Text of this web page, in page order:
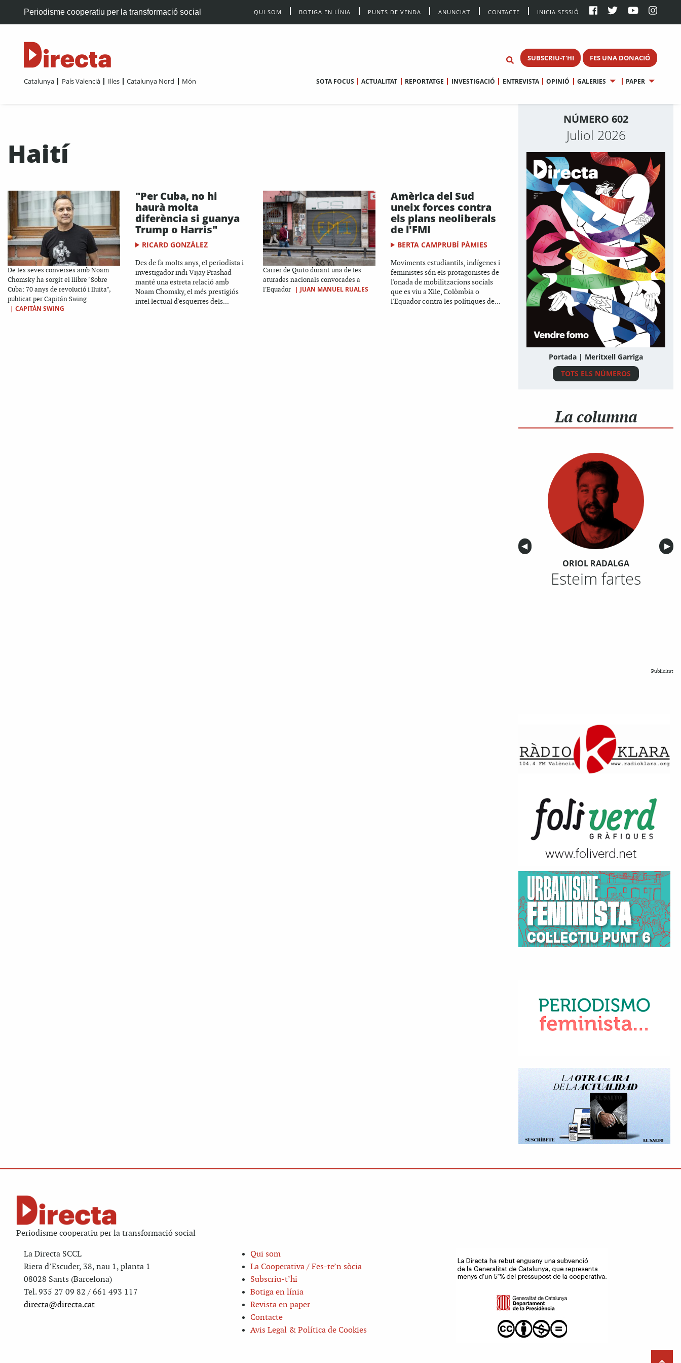
Periodisme cooperatiu per la transformació social QUI SOM BOTIGA EN LÍNIA PUNTS DE VENDA ANUNCIA’T CONTACTE INICIA SESSIÓ
SUBSCRIU-T'HI FES UNA DONACIÓ
Catalunya País Valencià Illes Catalunya Nord Món SOTA FOCUS ACTUALITAT REPORTATGE INVESTIGACIÓ ENTREVISTA OPINIÓ GALERIES PAPER
Haití
De les seves converses amb Noam
Chomsky ha sorgit el llibre "Sobre
Cuba: 70 anys de revolució i lluita",
publicat per Capitán Swing
| CAPITÁN SWING
"Per Cuba, no hi
haurà molta
diferència si guanya
Trump o Harris"
RICARD GONZÀLEZ
Des de fa molts anys, el periodista i
investigador indi Vijay Prashad
manté una estreta relació amb
Noam Chomsky, el més prestigiós
intel·lectual d'esquerres dels...
Carrer de Quito durant una de les
aturades nacionals convocades a
l'Equador
| JUAN MANUEL RUALES
Amèrica del Sud
uneix forces contra
els plans neoliberals
de l'FMI
BERTA CAMPRUBÍ PÀMIES
Moviments estudiantils, indígenes i
feministes són els protagonistes de
l'onada de mobilitzacions socials
que es viu a Xile, Colòmbia o
l'Equador contra les polítiques de...
NÚMERO 602
Juliol 2026
Portada | Meritxell Garriga
TOTS ELS NÚMEROS
La columna
Anterior
◀︎ ▶︎
ORIOL RADALGA
Esteim fartes
Publicitat
Periodisme cooperatiu per la transformació social
La Directa SCCL
Riera d’Escuder, 38, nau 1, planta 1
08028 Sants (Barcelona)
Tel. 935 27 09 82 / 661 493 117
directa@directa.cat
Qui som
La Cooperativa / Fes-te’n sòcia
Subscriu-t’hi
Botiga en línia
Revista en paper
Contacte
Avis Legal & Política de Cookies